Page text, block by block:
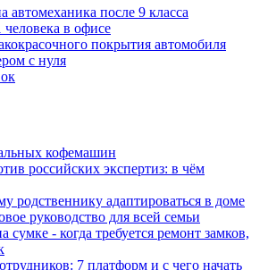
автомеханика после 9 класса
в офисе
покрытия автомобиля
с нуля
кофемашин
российских экспертиз: в чём
родственнику адаптироваться в доме
руководство для всей семьи
- когда требуется ремонт замков,
7 платформ и с чего начать